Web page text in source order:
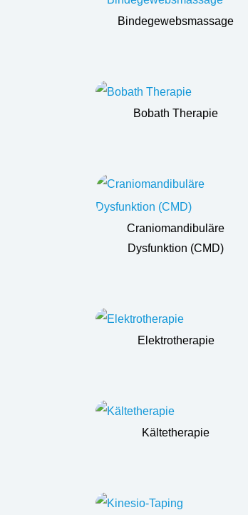
Bindegewebsmassage
Bobath Therapie
Craniomandibuläre
Dysfunktion (CMD)
Elektrotherapie
Kältetherapie